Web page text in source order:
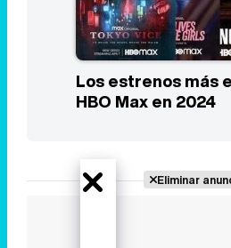
Los estrenos más
HBO Max en 2024
Eliminar